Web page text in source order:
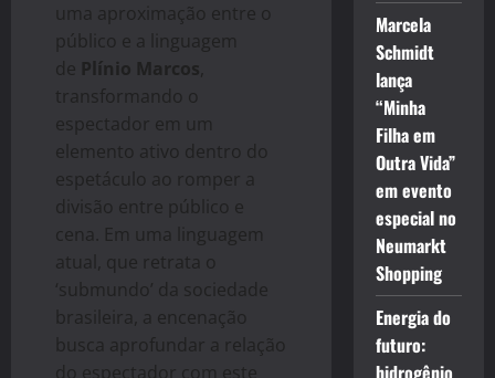
uma aproximação entre o
público e a linguagem
de Plínio Marcos
transformando o
espectador em um
elemento ativo dentro do
espetáculo ao romper a
divisão entre público e
cena. Em uma linguagem
atual, que retrata o
‘submundo’ da sociedade
brasileira, a encenação
busca aprofundar a relação
do espectador com este
Marcela
Schmidt
lança
“Minha
Filha em
Outra Vida”
em evento
especial no
Neumarkt
Shopping
Energia do
futuro: